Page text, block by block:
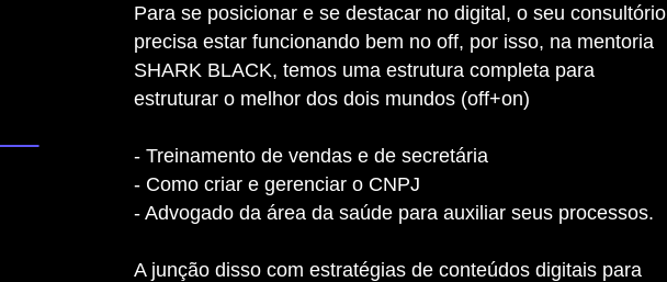
Para se posicionar e se destacar no digital, o seu consultório
precisa estar funcionando bem no off, por isso, na mentoria
SHARK BLACK, temos uma estrutura completa para
estruturar o melhor dos dois mundos (off+on)
- Treinamento de vendas e de secretária
- Como criar e gerenciar o CNPJ
- Advogado da área da saúde para auxiliar seus processos.
A junção disso com estratégias de conteúdos digitais para